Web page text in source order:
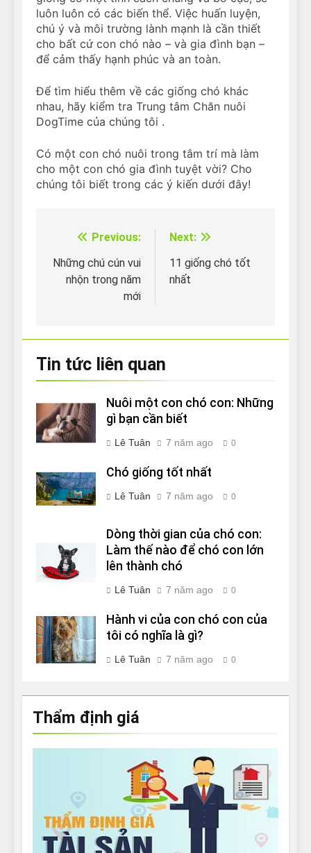
luôn luôn có các biến thể. Việc huấn luyện,
chú ý và môi trường lành mạnh là cần thiết
cho bất cứ con chó nào – và gia đình bạn –
để cảm thấy hạnh phúc và an toàn.
Để tìm hiểu thêm về các giống chó khác
nhau, hãy kiểm tra Trung tâm Chăn nuôi
DogTime của chúng tôi .
Có một con chó nuôi trong tâm trí mà làm
cho một con chó gia đình tuyệt vời? Cho
chúng tôi biết trong các ý kiến ​​dưới đây!
Điều
hướng
Previous:
Những chú cún vui
nhộn trong năm
mới
Next:
11 giống chó tốt
nhất
Tin tức liên quan
Nuôi một con chó con: Những
gì bạn cần biết
Lê Tuân 7 năm ago 0
Chó giống tốt nhất
Lê Tuân 7 năm ago 0
Dòng thời gian của chó con:
Làm thế nào để chó con lớn
lên thành chó
Lê Tuân 7 năm ago 0
Hành vi của con chó con của
tôi có nghĩa là gì?
Lê Tuân 7 năm ago 0
Thẩm định giá